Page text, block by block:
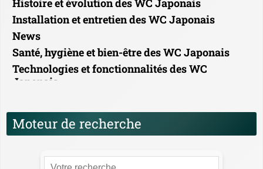
Installation et entretien des WC Japonais
News
Santé, hygiène et bien-être des WC Japonais
Technologies et fonctionnalités des WC
Japonais
Moteur de recherche